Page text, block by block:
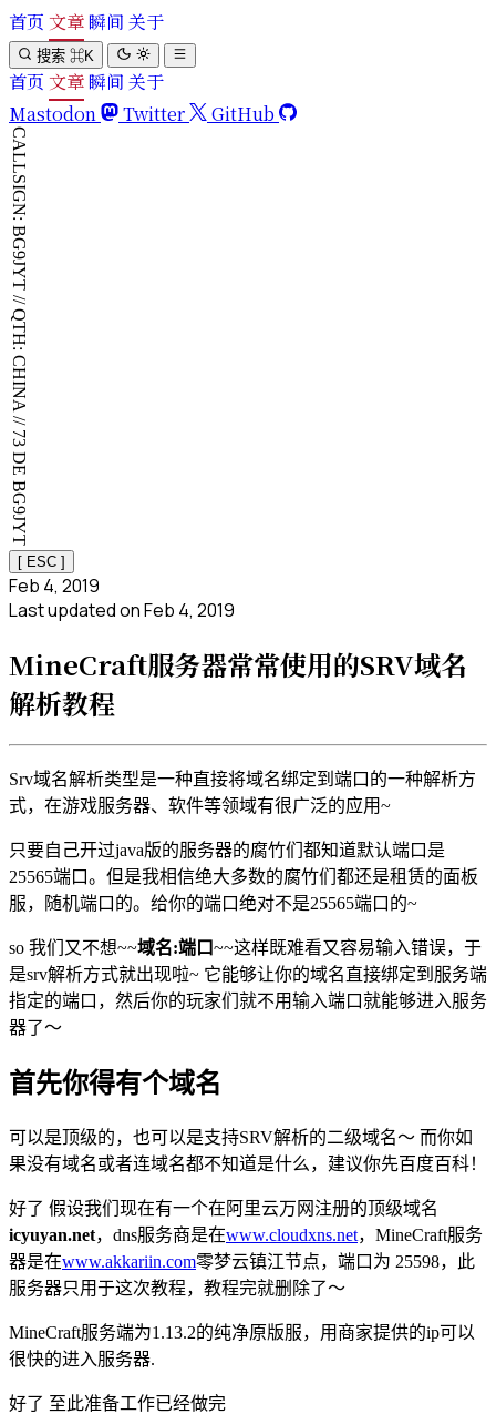
首页 文章瞬间 关于
搜索 ⌘K
首页 文章瞬间 关于
Mastodon
Twitter GitHub
CALLSIGN: BG9JYT // QTH: CHINA // 73 DE BG9JYT
[ ESC ]
Feb 4, 2019
Last updated onFeb 4, 2019
MineCraft服务器常常使用的SRV域名
解析教程
Srv域名解析类型是一种直接将域名绑定到端口的一种解析方
式，在游戏服务器、软件等领域有很广泛的应用~
只要自己开过java版的服务器的腐竹们都知道默认端口是
25565端口。但是我相信绝大多数的腐竹们都还是租赁的面板
服，随机端口的。给你的端口绝对不是25565端口的~
so 我们又不想~~域名:端口~~这样既难看又容易输入错误，于
是srv解析方式就出现啦~ 它能够让你的域名直接绑定到服务端
指定的端口，然后你的玩家们就不用输入端口就能够进入服务
器了～
首先你得有个域名
可以是顶级的，也可以是支持SRV解析的二级域名～ 而你如
果没有域名或者连域名都不知道是什么，建议你先百度百科！
好了 假设我们现在有一个在阿里云万网注册的顶级域名
icyuyan.net，dns服务商是在www.cloudxns.net，MineCraft服务
器是在www.akkariin.com零梦云镇江节点，端口为 25598，此
服务器只用于这次教程，教程完就删除了～
MineCraft服务端为1.13.2的纯净原版服，用商家提供的ip可以
很快的进入服务器.
好了 至此准备工作已经做完